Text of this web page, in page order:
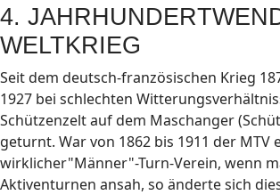
4.
WELTKRIEG
Seit dem deutsch-französischen Krieg
1927 bei schlechten
Schützenzelt auf dem Maschanger
geturnt. War von 1862 bis 1911 der MTV
wirklicher"Männer"-Turn-Verein, wenn
Aktiventurnen ansah, so änderte sich